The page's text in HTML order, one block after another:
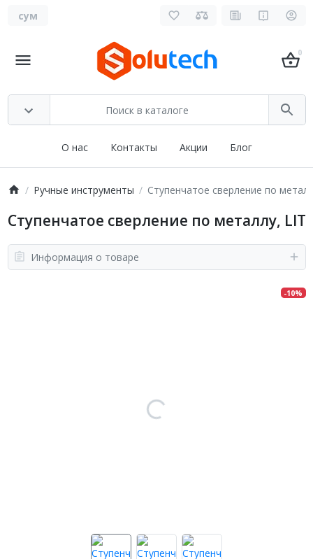
сум
0
О нас Контакты Акции Блог
Ручные инструменты Ступенчатое сверление по
Ступенчатое сверление по металлу, LIT
Информация о товаре
-10%